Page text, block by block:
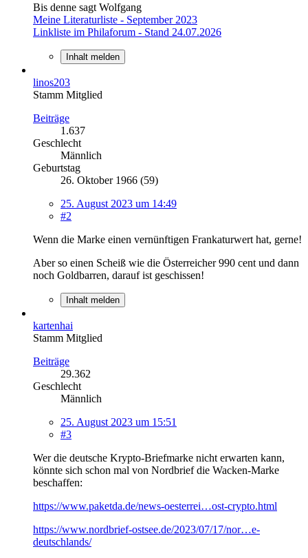
Bis denne sagt Wolfgang
Meine Literaturliste - September 2023
Linkliste im Philaforum - Stand 24.07.2026
Inhalt melden
linos203
Stamm Mitglied
Beiträge
1.637
Geschlecht
Männlich
Geburtstag
26. Oktober 1966 (59)
25. August 2023 um 14:49
#2
Wenn die Marke einen vernünftigen Frankaturwert hat, gerne!
Aber so einen Scheiß wie die Österreicher 990 cent und dann
noch Goldbarren, darauf ist geschissen!
Inhalt melden
kartenhai
Stamm Mitglied
Beiträge
29.362
Geschlecht
Männlich
25. August 2023 um 15:51
#3
Wer die deutsche Krypto-Briefmarke nicht erwarten kann,
könnte sich schon mal von Nordbrief die Wacken-Marke
beschaffen:
https://www.paketda.de/news-oesterrei…ost-crypto.html
https://www.nordbrief-ostsee.de/2023/07/17/nor…e-
deutschlands/